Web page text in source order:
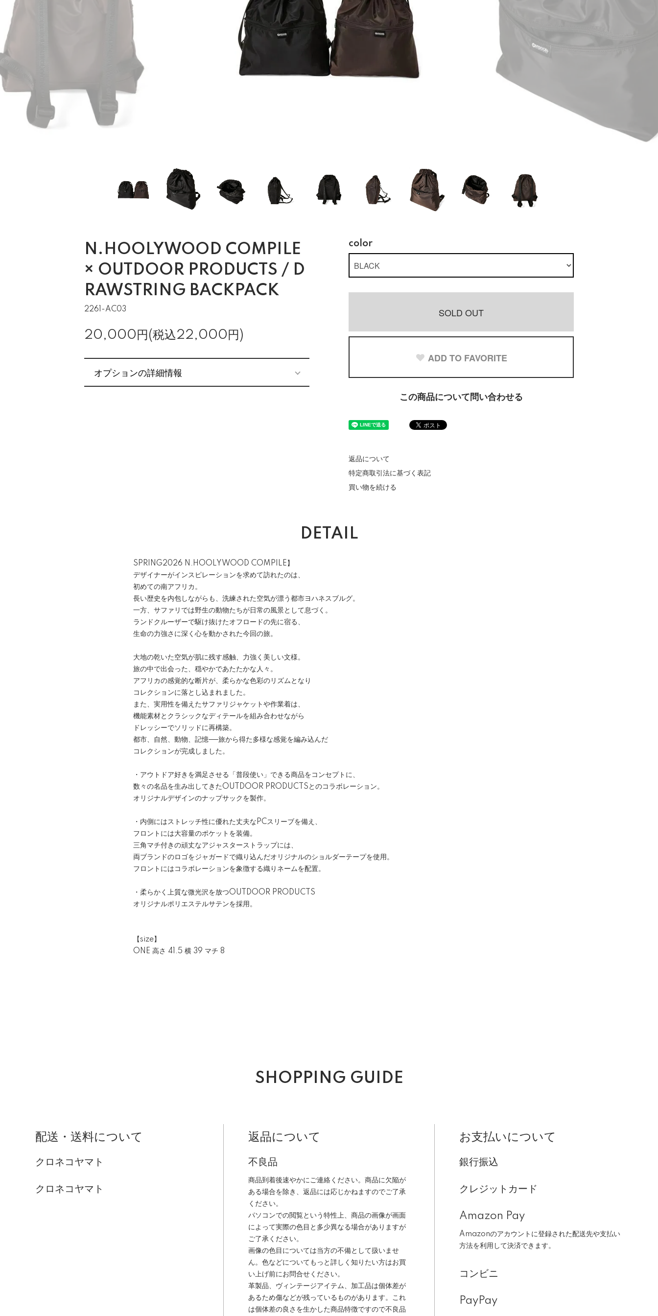
N.HOOLYWOOD COMPILE
× OUTDOOR PRODUCTS / D
RAWSTRING BACKPACK
2261-AC03
20,000円(税込22,000円)
オプションの詳細情報
color
SOLD OUT
ADD TO FAVORITE
この商品について問い合わせる
返品について
特定商取引法に基づく表記
買い物を続ける
DETAIL
SPRING2026 N.HOOLYWOOD COMPILE】
デザイナーがインスピレーションを求めて訪れたのは、
初めての南アフリカ。
長い歴史を内包しながらも、洗練された空気が漂う都市ヨハネスブルグ。
一方、サファリでは野生の動物たちが日常の風景として息づく。
ランドクルーザーで駆け抜けたオフロードの先に宿る、
生命の力強さに深く心を動かされた今回の旅。
大地の乾いた空気が肌に残す感触、力強く美しい文様。
旅の中で出会った、穏やかであたたかな人々。
アフリカの感覚的な断片が、柔らかな色彩のリズムとなり
コレクションに落とし込まれました。
また、実用性を備えたサファリジャケットや作業着は、
機能素材とクラシックなディテールを組み合わせながら
ドレッシーでソリッドに再構築。
都市、自然、動物、記憶──旅から得た多様な感覚を編み込んだ
コレクションが完成しました。
・アウトドア好きを満足させる「普段使い」できる商品をコンセプトに、
数々の名品を生み出してきたOUTDOOR PRODUCTSとのコラボレーション。
オリジナルデザインのナップサックを製作。
・内側にはストレッチ性に優れた丈夫なPCスリーブを備え、
フロントには大容量のポケットを装備。
三角マチ付きの頑丈なアジャスターストラップには、
両ブランドのロゴをジャガードで織り込んだオリジナルのショルダーテープを使用。
フロントにはコラボレーションを象徴する織りネームを配置。
・柔らかく上質な微光沢を放つOUTDOOR PRODUCTS
オリジナルポリエステルサテンを採用。
【size】
ONE 高さ 41.5 横 39 マチ 8
SHOPPING GUIDE
配送・送料について
クロネコヤマト
クロネコヤマト
返品について
不良品
商品到着後速やかにご連絡ください。商品に欠陥が
ある場合を除き、返品には応じかねますのでご了承
ください。
パソコンでの閲覧という特性上、商品の画像が画面
によって実際の色目と多少異なる場合がありますが
ご了承ください。
画像の色目については当方の不備として扱いませ
ん。色などについてもっと詳しく知りたい方はお買
い上げ前にお問合せください。
革製品、ヴィンテージアイテム、加工品は個体差が
あるため傷などが残っているものがあります。これ
は個体差の良さを生かした商品特徴ですので不良品
お支払いについて
銀行振込
クレジットカード
Amazon Pay
Amazonのアカウントに登録された配送先や支払い
方法を利用して決済できます。
コンビニ
PayPay